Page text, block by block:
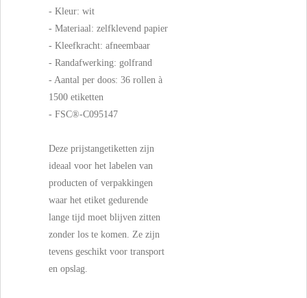
- Kleur: wit
- Materiaal: zelfklevend papier
- Kleefkracht: afneembaar
- Randafwerking: golfrand
- Aantal per doos: 36 rollen à
1500 etiketten
- FSC®-C095147
Deze prijstangetiketten zijn
ideaal voor het labelen van
producten of verpakkingen
waar het etiket gedurende
lange tijd moet blijven zitten
zonder los te komen. Ze zijn
tevens geschikt voor transport
en opslag.